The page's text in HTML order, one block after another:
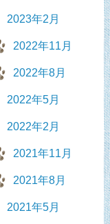
2023年2月
2022年11月
2022年8月
2022年5月
2022年2月
2021年11月
2021年8月
2021年5月